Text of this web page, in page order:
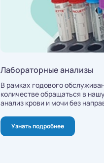
Лабораторные анализы
В рамках годового
количестве обращаться в
анализ крови и мочи без
Узнать подробнее